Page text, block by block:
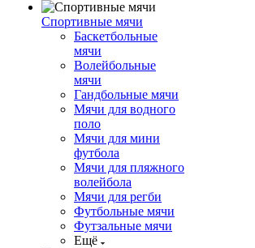
Спортивные мячи
Баскетбольные
мячи
Волейбольные
мячи
Гандбольные мячи
Мячи для водного
поло
Мячи для мини
футбола
Мячи для пляжного
волейбола
Мячи для регби
Футбольные мячи
Футзальные мячи
Ещё